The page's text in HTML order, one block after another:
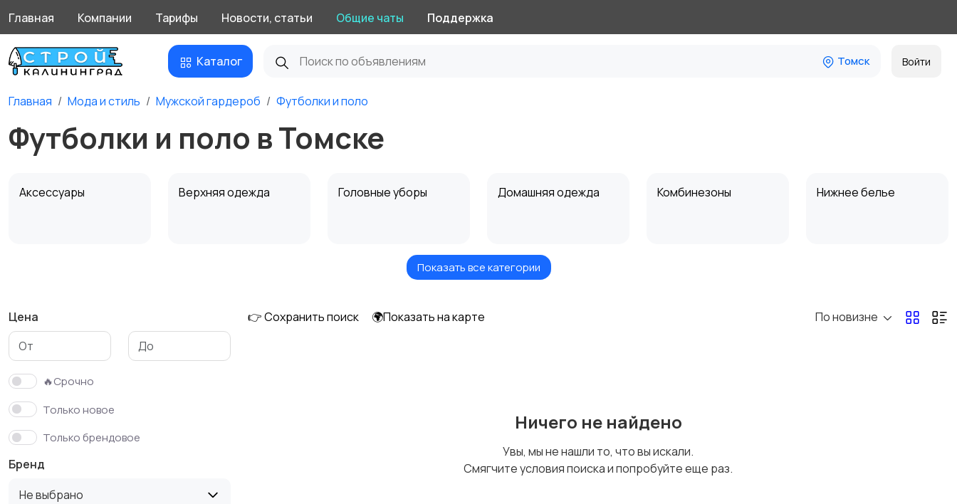
Главная Компании Тарифы Новости, статьи Общие чаты Поддержка
Каталог Томск Войти
Главная Мода и стиль Мужской гардероб Футболки и поло
Футболки и поло в Томске
Аксессуары Верхняя одежда Головные уборы Домашняя одежда Комбинезоны Нижнее белье
Свитеры и толстовки
Футболки и поло Штаны и шорты
Показать все категории
Цена
🔥Срочно
Только новое
Только брендовое
Бренд
Не выбрано
👉 Сохранить поиск 🌍Показать на карте По новизне
Ничего не найдено
Увы, мы не нашли то, что вы искали.
Смягчите условия поиска и попробуйте еще раз.